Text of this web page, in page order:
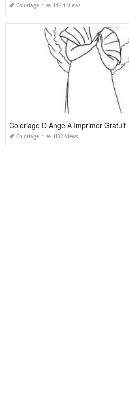
Coloriage 1444 Views
Coloriage D Ange A Imprimer Gratuit
Coloriage 1132 Views